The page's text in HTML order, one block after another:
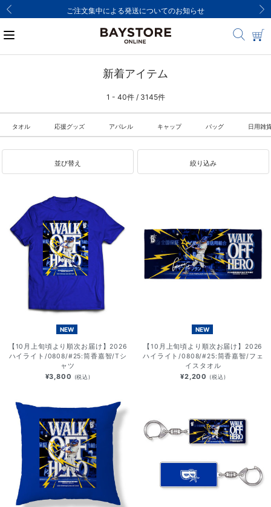
ご注文集中による発送についてのお知らせ
新着アイテム
1 - 40件 / 3145件
タオル 応援グッズ アパレル キャップ バッグ 日用雑
並び替え 絞り込み
NEW
【10月上旬頃より順次お届け】2026
ハイライト/0808/#25:筒香嘉智/Tシ
ャツ
¥3,800 (税込)
NEW
【10月上旬頃より順次お届け】2026
ハイライト/0808/#25:筒香嘉智/フェ
イスタオル
¥2,200 (税込)